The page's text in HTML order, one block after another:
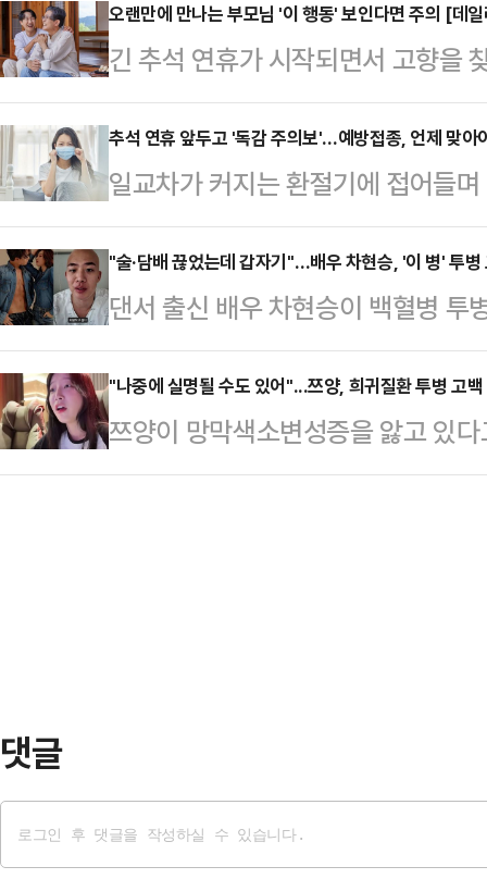
에는 리사가 프랑스 파리에서 열린
모델 정호연과 함께 있는 모습이 담
에 드러난 리사의 몸매였다. 이날
를 착용해 세련되고 관능적인 매력
적 눈빛도 시선을 붙잡았다. 여기에
스틱으로 고혹적인 …
오랜만에 만나는 부모님 '이 행동' 보인다면 주의 [데
긴 추석 연휴가 시작되면서 고향을
모님이 연로하다면 건강상태를 자
성질환은 조기 발견 역시 치료에 중
인 퇴행성질환, 파킨슨병만약 부모
의 증상이 있다면 파킨슨병을 의심
질인 도파민을 생성하는 신경세포
환이다. 파킨슨병은 나이를 먹을수
조금씩 진행돼 정확한 발병…
추석 연휴 앞두고 '독감 주의보'…예방접종, 언제 맞아
일교차가 커지는 환절기에 접어들
점쳐지고 있다. 여기에 3일부터 7
염병 확산 우려가 더욱 커지고 있다
계를 살펴보면 지난 2020년 이후
는 코로나19 대유행 기간 독감이
사회에 많아진 영향으로 보인다.독
기와는 원인 바이러스, 증상, 합병
차이점은 감기를 일으…
"술·담배 끊었는데 갑자기"…배우 차현승, '이 병' 투
댄서 출신 배우 차현승이 백혈병 투
27일 개인SNS에 "6월 초 응급실
까지 하고 싶던 작품들의 최종 오디
있었지만 백혈병이라는 진단이 모
인 차현승은 올해 나이 만 34세다.
"나중에 실명될 수도 있어"...쯔양, 희귀질환 투병 고
쯔양이 망막색소변성증을 앓고 있
환인 동시에 진행성 질환으로 방치
댓글